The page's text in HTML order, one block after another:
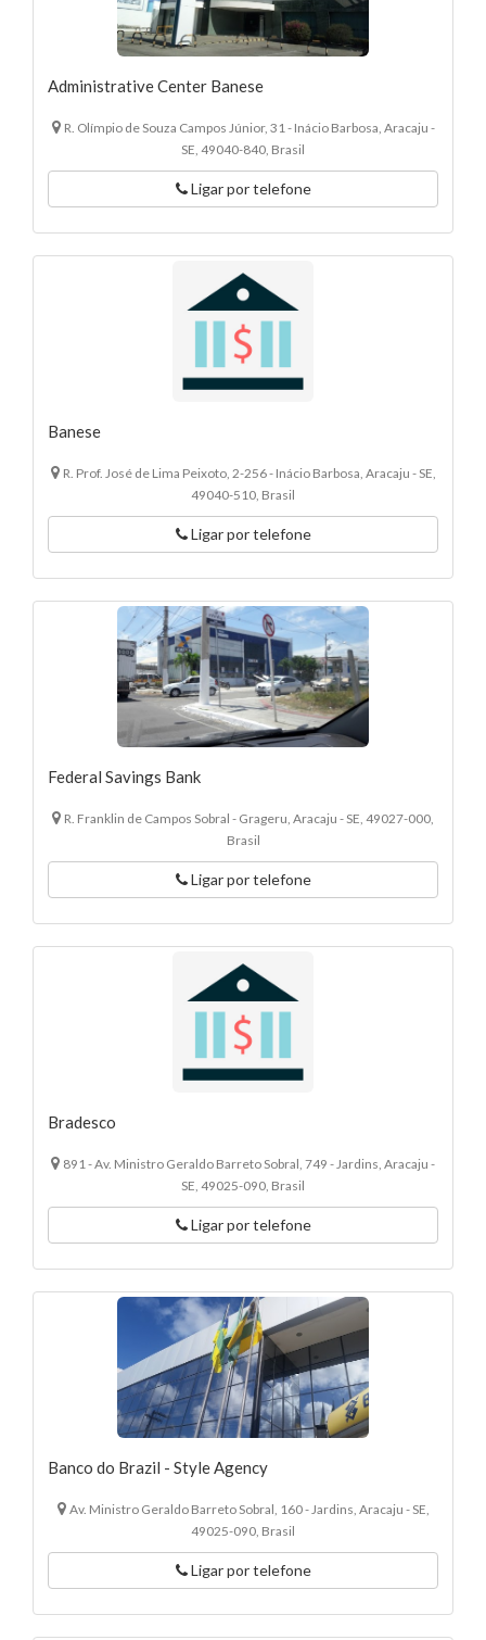
Administrative Center Banese
R. Olímpio de Souza Campos Júnior, 31 - Inácio Barbosa, Aracaju -
SE, 49040-840, Brasil
Ligar por telefone
Banese
R. Prof. José de Lima Peixoto, 2-256 - Inácio Barbosa, Aracaju - SE,
49040-510, Brasil
Ligar por telefone
Federal Savings Bank
R. Franklin de Campos Sobral - Grageru, Aracaju - SE, 49027-000,
Brasil
Ligar por telefone
Bradesco
891 - Av. Ministro Geraldo Barreto Sobral, 749 - Jardins, Aracaju -
SE, 49025-090, Brasil
Ligar por telefone
Banco do Brazil - Style Agency
Av. Ministro Geraldo Barreto Sobral, 160 - Jardins, Aracaju - SE,
49025-090, Brasil
Ligar por telefone